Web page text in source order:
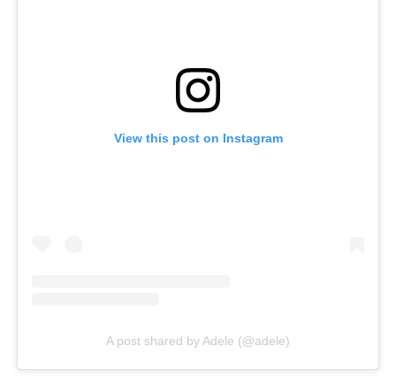
View this post on Instagram
A post shared by Adele (@adele)